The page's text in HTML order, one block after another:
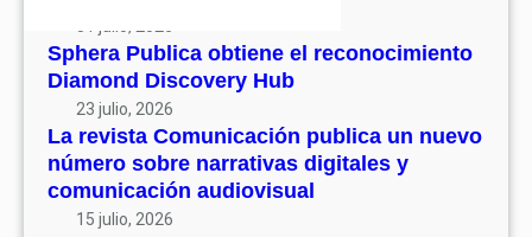
Sphera Publica obtiene el reconocimiento
Diamond Discovery Hub
23 julio, 2026
La revista Comunicación publica un nuevo
número sobre narrativas digitales y
comunicación audiovisual
15 julio, 2026